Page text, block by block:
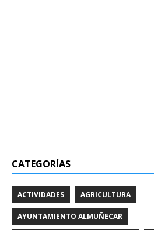
CATEGORÍAS
ACTIVIDADES AGRICULTURA
AYUNTAMIENTO ALMUÑECAR